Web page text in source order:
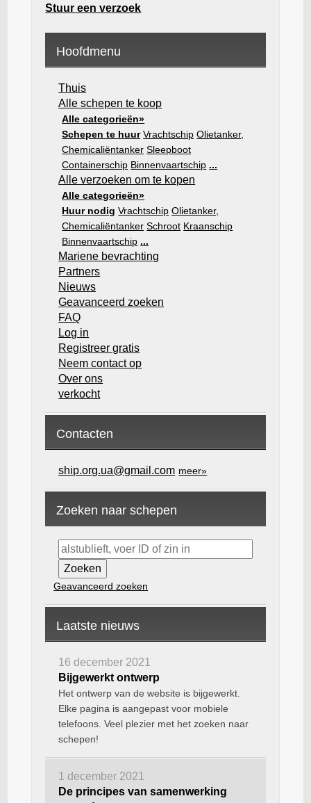
Stuur een verzoek
Hoofdmenu
Thuis
Alle schepen te koop
Alle categorieën»
Schepen te huur Vrachtschip Olietanker,
Chemicaliëntanker Sleepboot
Containerschip Binnenvaartschip ...
Alle verzoeken om te kopen
Alle categorieën»
Huur nodig Vrachtschip Olietanker,
Chemicaliëntanker Schroot Kraanschip
Binnenvaartschip ...
Mariene bevrachting
Partners
Nieuws
Geavanceerd zoeken
FAQ
Log in
Registreer gratis
Neem contact op
Over ons
verkocht
Contacten
ship.org.ua@gmail.com meer»
Zoeken naar schepen
Geavanceerd zoeken
Laatste nieuws
16 december 2021
Bijgewerkt ontwerp
Het ontwerp van de website is bijgewerkt.
Elke pagina is aangepast voor mobiele
telefoons. Veel plezier met het zoeken naar
schepen!
1 december 2021
De principes van samenwerking